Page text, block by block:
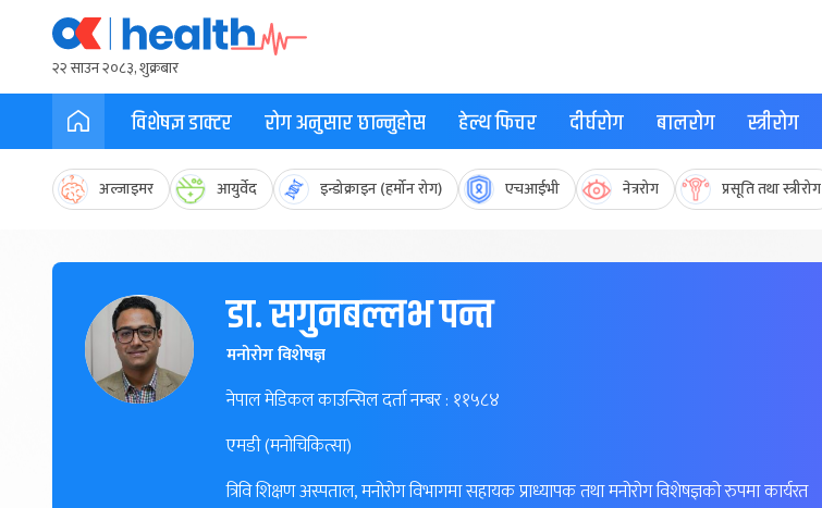
२२ साउन २०८३, शुक्रबार
विशेषज्ञ डाक्टर रोग अनुसार छान्नुहोस हेल्थ फिचर दीर्घरोग बालरोग स्त्रीरोग
अल्जाइमर आयुर्वेद इन्डोक्राइन (हर्मोन रोग) एचआईभी नेत्ररोग प्रसूति तथा स्त्रीरोग
डा. सगुनबल्लभ पन्त
मनोरोग विशेषज्ञ
नेपाल मेडिकल काउन्सिल दर्ता नम्बर : ११५८४
एमडी (मनोचिकित्सा)
त्रिवि शिक्षण अस्पताल, मनोरोग विभागमा सहायक प्राध्यापक तथा मनोरोग विशेषज्ञको रुपमा कार्यरत